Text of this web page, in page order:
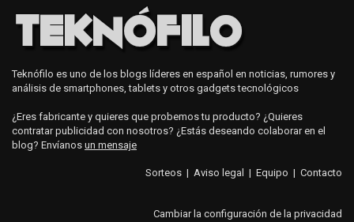
Teknófilo es uno de los blogs líderes en español en noticias, rumores y
análisis de smartphones, tablets y otros gadgets tecnológicos
¿Eres fabricante y quieres que probemos tu producto? ¿Quieres
contratar publicidad con nosotros? ¿Estás deseando colaborar en el
blog? Envíanos un mensaje
Sorteos | Aviso legal | Equipo | Contacto
Cambiar la configuración de la privacidad